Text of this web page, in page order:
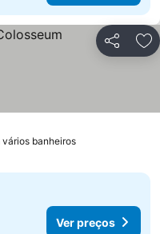
Partilhar
banheiros
Ver preços